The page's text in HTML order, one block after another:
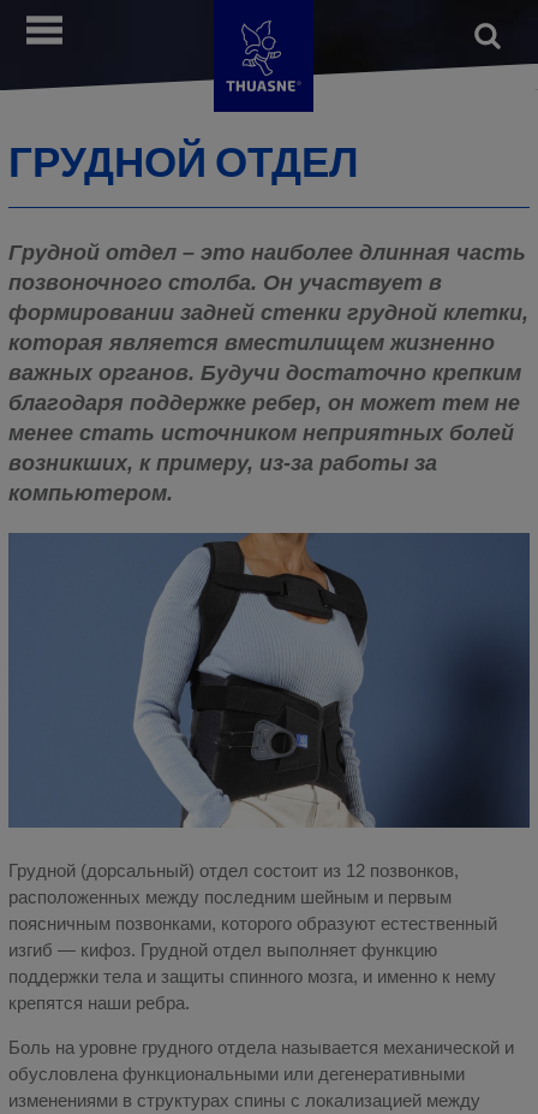
Перейти
Open
form Меню
ГРУДНОЙ ОТДЕЛ
Грудной отдел – это наиболее длинная часть
позвоночного столба. Он участвует в
формировании задней стенки грудной клетки,
которая является вместилищем жизненно
важных органов. Будучи достаточно крепким
благодаря поддержке ребер, он может тем не
менее стать источником неприятных болей
возникших, к примеру, из-за работы за
компьютером.
Грудной (дорсальный) отдел состоит из 12 позвонков,
расположенных между последним шейным и первым
поясничным позвонками, которого образуют естественный
изгиб — кифоз. Грудной отдел выполняет функцию
поддержки тела и защиты спинного мозга, и именно к нему
крепятся наши ребра.
Боль на уровне грудного отдела называется механической и
обусловлена функциональными или дегенеративными
изменениями в структурах спины с локализацией между